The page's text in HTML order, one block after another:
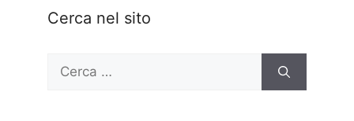
Cerca nel sito
Ricerca